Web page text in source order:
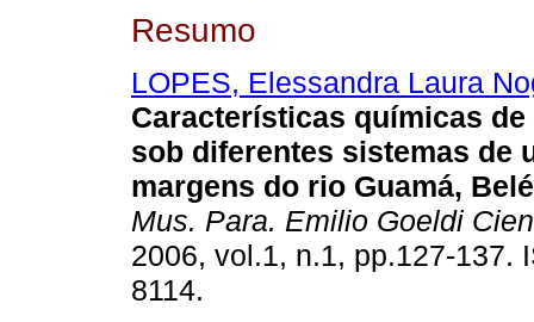
Resumo
LOPES, Elessandra Laura
Características químicas
sob diferentes sistemas de
margens do rio Guamá,
Mus. Para. Emilio Goeldi
2006, vol.1, n.1, pp.127-137.
8114.